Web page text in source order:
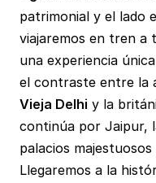
patrimonial y el lado
viajaremos en tren a
una experiencia
el contraste entre la
Vieja Delhi y la
continúa por Jaipur,
palacios
Llegaremos a la